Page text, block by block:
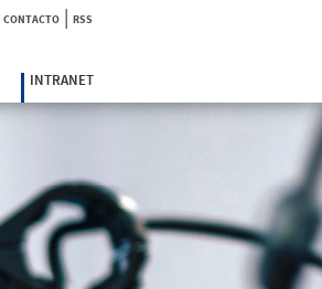
CONTACTO | RSS
INTRANET